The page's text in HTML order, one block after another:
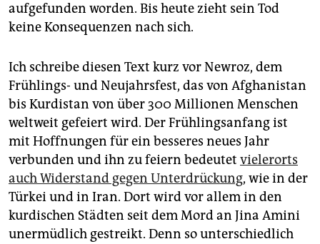
aufgefunden worden. Bis heute zieht sein Tod
keine Konsequenzen nach sich.
Ich schreibe diesen Text kurz vor Newroz, dem
Frühlings- und Neujahrsfest, das von Afghanistan
bis Kurdistan von über 300 Millionen Menschen
weltweit gefeiert wird. Der Frühlingsanfang ist
mit Hoffnungen für ein besseres neues Jahr
verbunden und ihn zu feiern bedeutet vielerorts
auch Widerstand gegen Unterdrückung, wie in der
Türkei und in Iran. Dort wird vor allem in den
kurdischen Städten seit dem Mord an Jina Amini
unermüdlich gestreikt. Denn so unterschiedlich